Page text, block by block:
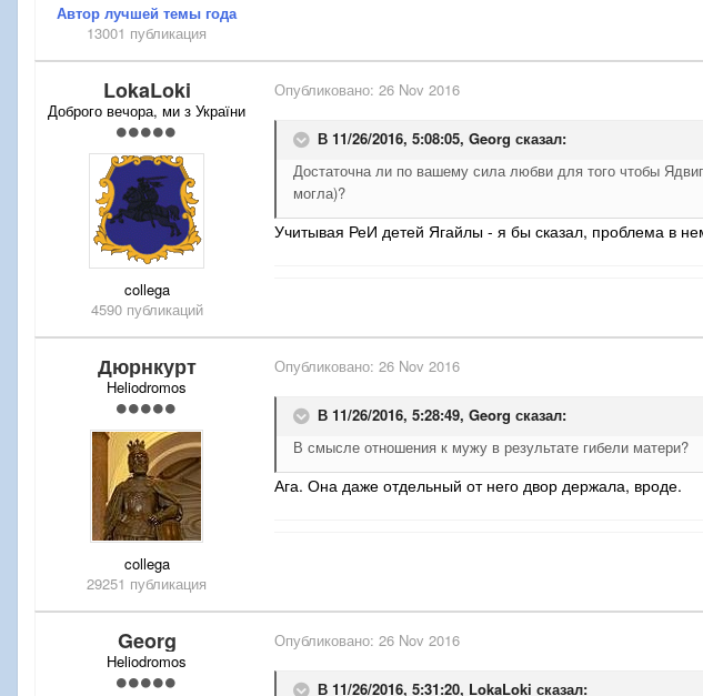
Автор лучшей темы года
13001 публикация
LokaLoki
Доброго вечора, ми з України
collega
4590 публикаций
Опубликовано: 26 Nov 2016
В 11/26/2016, 5:08:05, Georg сказал:
Достаточна ли по вашему сила любви для того чтобы
могла)?
Учитывая РеИ детей Ягайлы - я бы сказал, проблема в
Дюрнкурт
Heliodromos
collega
29251 публикация
Опубликовано: 26 Nov 2016
В 11/26/2016, 5:28:49, Georg сказал:
В смысле отношения к мужу в результате гибели матери?
Ага. Она даже отдельный от него двор держала, вроде.
Georg
Heliodromos
Опубликовано: 26 Nov 2016
В 11/26/2016, 5:31:20, LokaLoki сказал: